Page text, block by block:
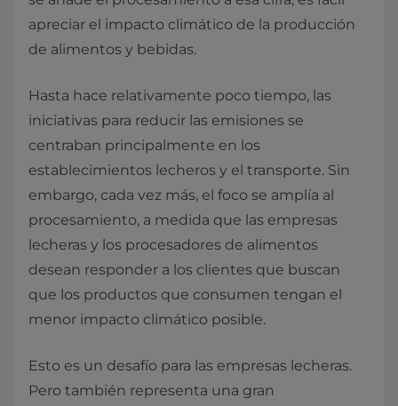
apreciar el impacto climático de la producción
de alimentos y bebidas.
Hasta hace relativamente poco tiempo, las
iniciativas para reducir las emisiones se
centraban principalmente en los
establecimientos lecheros y el transporte. Sin
embargo, cada vez más, el foco se amplía al
procesamiento, a medida que las empresas
lecheras y los procesadores de alimentos
desean responder a los clientes que buscan
que los productos que consumen tengan el
menor impacto climático posible.
Esto es un desafío para las empresas lecheras.
Pero también representa una gran